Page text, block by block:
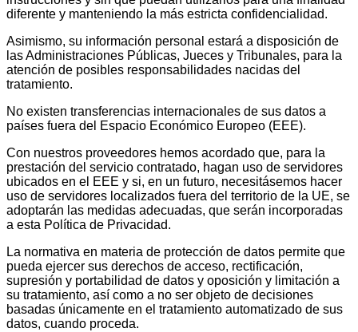
diferente y manteniendo la más estricta confidencialidad.
Asimismo, su información personal estará a disposición de
las Administraciones Públicas, Jueces y Tribunales, para la
atención de posibles responsabilidades nacidas del
tratamiento.
No existen transferencias internacionales de sus datos a
países fuera del Espacio Económico Europeo (EEE).
Con nuestros proveedores hemos acordado que, para la
prestación del servicio contratado, hagan uso de servidores
ubicados en el EEE y si, en un futuro, necesitásemos hacer
uso de servidores localizados fuera del territorio de la UE, se
adoptarán las medidas adecuadas, que serán incorporadas
a esta Política de Privacidad.
La normativa en materia de protección de datos permite que
pueda ejercer sus derechos de acceso, rectificación,
supresión y portabilidad de datos y oposición y limitación a
su tratamiento, así como a no ser objeto de decisiones
basadas únicamente en el tratamiento automatizado de sus
datos, cuando proceda.